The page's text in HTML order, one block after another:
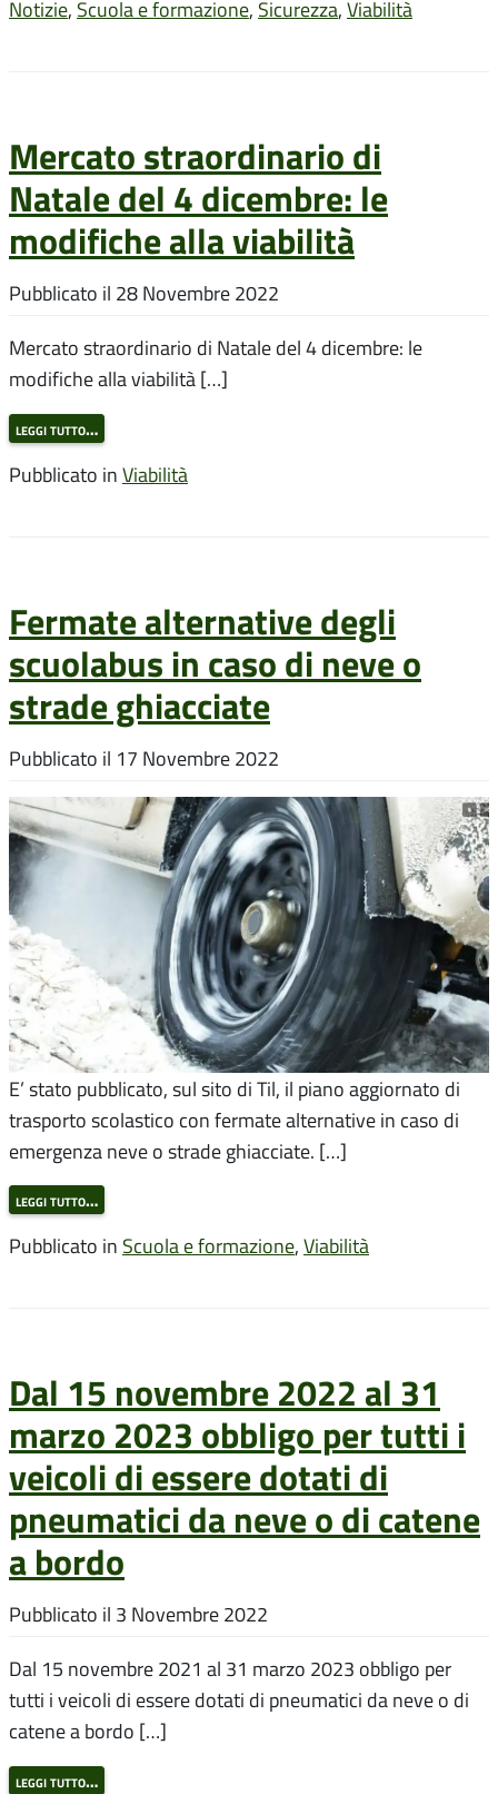
Notizie, Scuola e formazione, Sicurezza, Viabilità
Mercato straordinario di
Natale del 4 dicembre: le
modifiche alla viabilità
Pubblicato il 28 Novembre 2022
Mercato straordinario di Natale del 4 dicembre: le
modifiche alla viabilità […]
leggi tutto…
Pubblicato in Viabilità
Fermate alternative degli
scuolabus in caso di neve o
strade ghiacciate
Pubblicato il 17 Novembre 2022
E’ stato pubblicato, sul sito di Til, il piano aggiornato di
trasporto scolastico con fermate alternative in caso di
emergenza neve o strade ghiacciate. […]
leggi tutto…
Pubblicato in Scuola e formazione, Viabilità
Dal 15 novembre 2022 al 31
marzo 2023 obbligo per tutti i
veicoli di essere dotati di
pneumatici da neve o di catene
a bordo
Pubblicato il 3 Novembre 2022
Dal 15 novembre 2021 al 31 marzo 2023 obbligo per
tutti i veicoli di essere dotati di pneumatici da neve o di
catene a bordo […]
leggi tutto…